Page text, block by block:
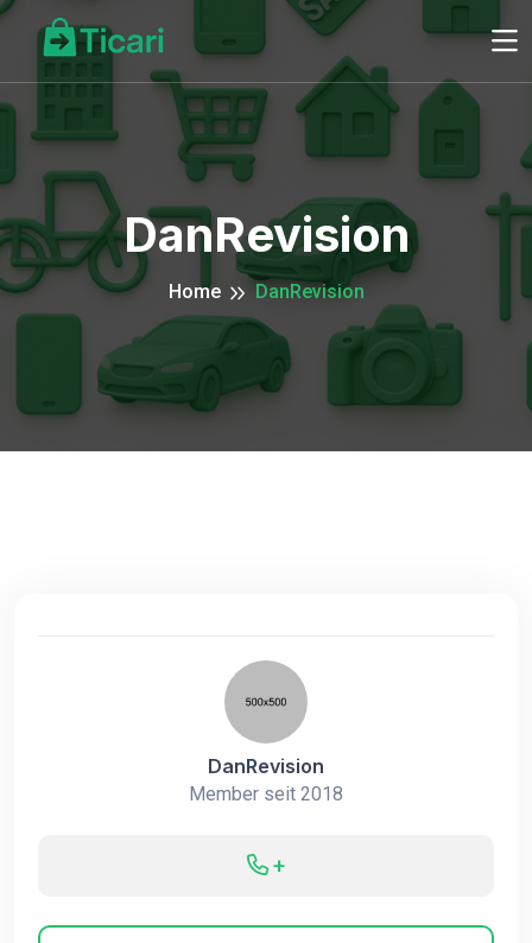
DanRevision
Home DanRevision
DanRevision
Member seit 2018
+